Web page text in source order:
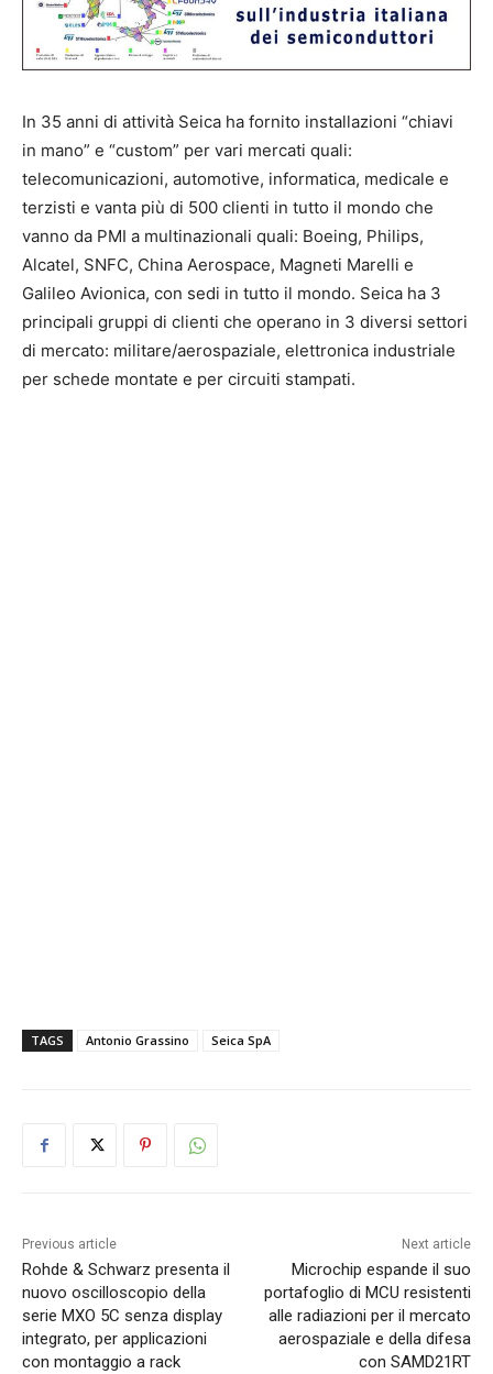
In 35 anni di attività Seica ha fornito installazioni “chiavi
in mano” e “custom” per vari mercati quali:
telecomunicazioni, automotive, informatica, medicale e
terzisti e vanta più di 500 clienti in tutto il mondo che
vanno da PMI a multinazionali quali: Boeing, Philips,
Alcatel, SNFC, China Aerospace, Magneti Marelli e
Galileo Avionica, con sedi in tutto il mondo. Seica ha 3
principali gruppi di clienti che operano in 3 diversi settori
di mercato: militare/aerospaziale, elettronica industriale
per schede montate e per circuiti stampati.
TAGS Antonio Grassino Seica SpA
Previous article
Rohde & Schwarz presenta il
nuovo oscilloscopio della
serie MXO 5C senza display
integrato, per applicazioni
con montaggio a rack
Next article
Microchip espande il suo
portafoglio di MCU resistenti
alle radiazioni per il mercato
aerospaziale e della difesa
con SAMD21RT